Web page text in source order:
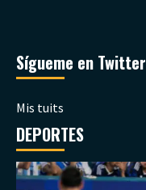
Sígueme en Twitter
Mis tuits
DEPORTES